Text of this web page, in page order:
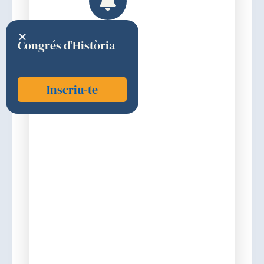
Congrés d’Història
Inscriu-te